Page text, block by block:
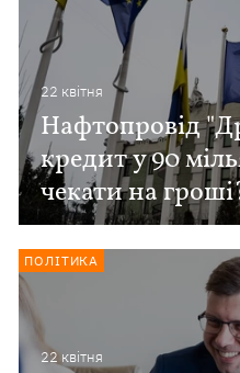
22 квiтня
Нафтопровід
кредит у 90
чекати на
22 квiтня
ПОЛІТИКА